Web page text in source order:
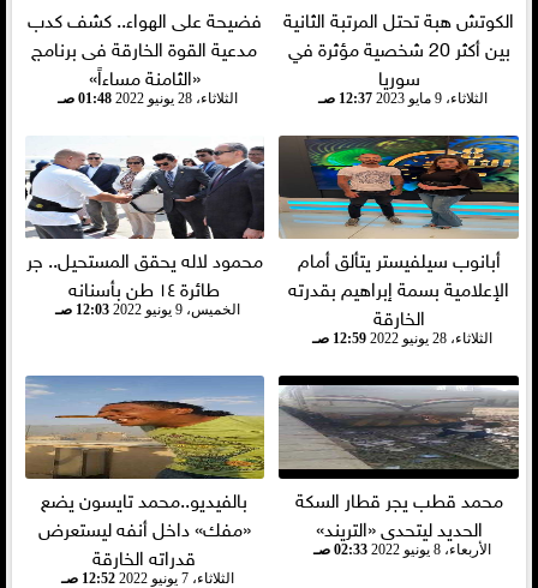
الكوتش هبة تحتل المرتبة الثانية
بين أكثر 20 شخصية مؤثرة في
سوريا
الثلاثاء، 9 مايو 2023 12:37 صـ
فضيحة على الهواء.. كشف كدب
مدعية القوة الخارقة فى برنامج
«الثامنة مساءاً»
الثلاثاء، 28 يونيو 2022 01:48 صـ
أبانوب سيلفيستر يتألق أمام
الإعلامية بسمة إبراهيم بقدرته
الخارقة
الثلاثاء، 28 يونيو 2022 12:59 صـ
محمود لاله يحقق المستحيل.. جر
طائرة ١٤ طن بأسنانه
الخميس، 9 يونيو 2022 12:03 صـ
محمد قطب يجر قطار السكة
الحديد ليتحدى «التريند»
الأربعاء، 8 يونيو 2022 02:33 صـ
بالفيديو..محمد تايسون يضع
«مفك» داخل أنفه ليستعرض
قدراته الخارقة
الثلاثاء، 7 يونيو 2022 12:52 صـ